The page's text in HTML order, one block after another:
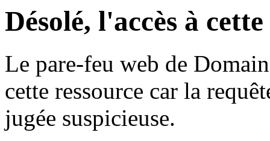
Désolé, l'accès à
Le pare-feu web de
cette ressource car la
jugée suspicieuse.